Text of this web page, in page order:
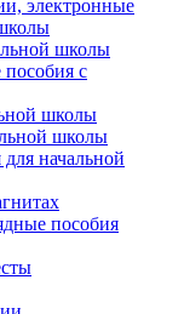
электронные
школы
с
школы
школы
начальной
пособия